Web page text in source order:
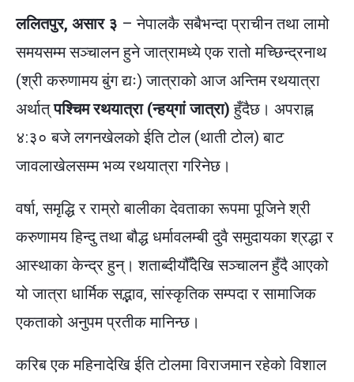
ललितपुर, असार ३ – नेपालकै सबैभन्दा प्राचीन तथा लामो
समयसम्म सञ्चालन हुने जात्रामध्ये एक रातो मच्छिन्द्रनाथ
(श्री करुणामय बुंग द्यः) जात्राको आज अन्तिम रथयात्रा
अर्थात्पश्चिम रथयात्रा (न्हय्‌गां जात्रा) हुँदैछ। अपराह्न
४:३० बजे लगनखेलको ईति टोल (थाती टोल) बाट
जावलाखेलसम्म भव्य रथयात्रा गरिनेछ।
वर्षा, समृद्धि र राम्रो बालीका देवताका रूपमा पूजिने श्री
करुणामय हिन्दु तथा बौद्ध धर्मावलम्बी दुवै समुदायका श्रद्धा र
आस्थाका केन्द्र हुन्। शताब्दीयौँदेखि सञ्चालन हुँदै आएको
यो जात्रा धार्मिक सद्भाव, सांस्कृतिक सम्पदा र सामाजिक
एकताको अनुपम प्रतीक मानिन्छ।
करिब एक महिनादेखि ईति टोलमा विराजमान रहेको विशाल